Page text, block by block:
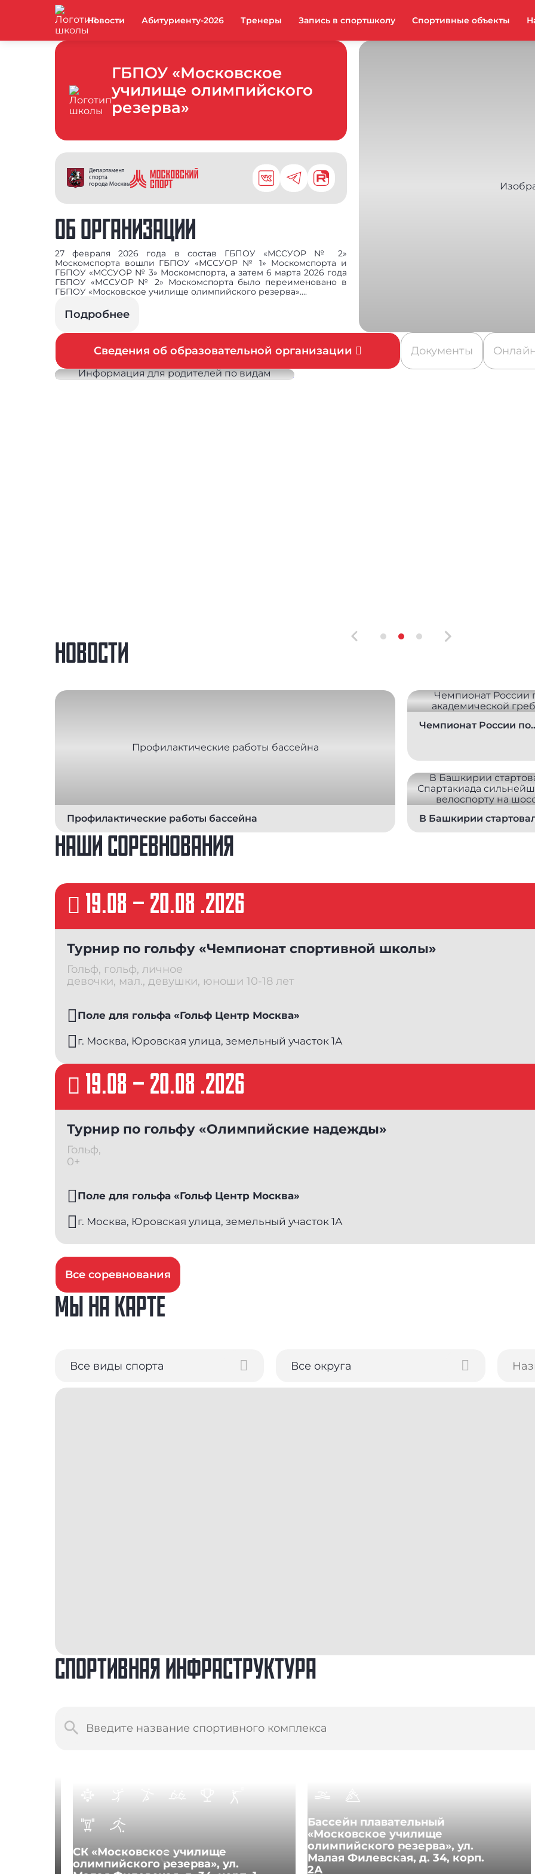
Новости Абитуриенту-2026 Тренеры Запись в спортшколу Спортивные объекты
ГБПОУ «Московское
училище олимпийского
резерва»
ОБ ОРГАНИЗАЦИИ
27 февраля 2026 года в состав ГБПОУ «МССУОР № 2»
Москомспорта вошли ГБПОУ «МССУОР № 1» Москомспорта и
ГБПОУ «МССУОР № 3» Москомспорта, а затем 6 марта 2026 года
ГБПОУ «МССУОР № 2» Москомспорта было переименовано в
ГБПОУ «Московское училище олимпийского резерва»....
Подробнее
Сведения об образовательной организации Документы
НОВОСТИ
Профилактические работы бассейна
Чемпионат России по
В Башкирии
НАШИ СОРЕВНОВАНИЯ
19.08 – 20.08 .2026
Турнир по гольфу «Чемпионат спортивной школы»
Гольф, гольф, личное
девочки, мал., девушки, юноши 10-18 лет
Поле для гольфа «Гольф Центр Москва»
г. Москва, Юровская улица, земельный участок 1А
19.08 – 20.08 .2026
Турнир по гольфу «Олимпийские надежды»
Гольф,
0+
Поле для гольфа «Гольф Центр Москва»
г. Москва, Юровская улица, земельный участок 1А
Все соревнования
МЫ НА КАРТЕ
СПОРТИВНАЯ ИНФРАСТРУКТУРА
СК «Московское училище
олимпийского резерва», ул.
Бассейн плавательный
«Московское училище
олимпийского резерва», ул.
Малая Филевская, д. 34, корп.
2А